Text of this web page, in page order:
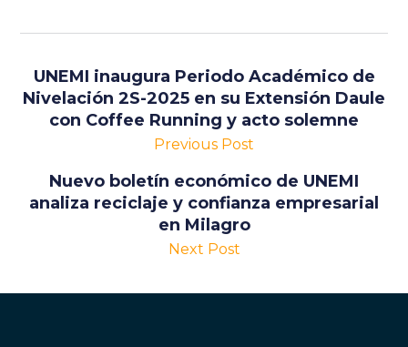
UNEMI inaugura Periodo Académico de
Nivelación 2S-2025 en su Extensión Daule
con Coffee Running y acto solemne
Previous Post
Nuevo boletín económico de UNEMI
analiza reciclaje y confianza empresarial
en Milagro
Next Post